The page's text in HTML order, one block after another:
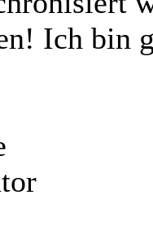
Ich bin